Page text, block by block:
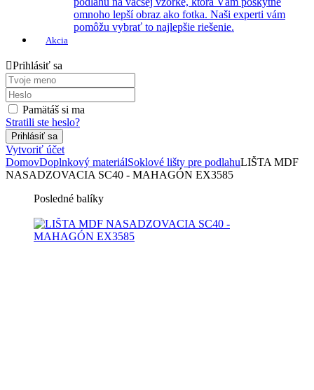
omnoho lepší obraz ako fotka. Naši experti vám
pomôžu vybrať to najlepšie riešenie.
Akcia
Prihlásiť sa
Pamätáš si ma
Stratili ste heslo?
Vytvoriť účet
DomovDoplnkový materiálSoklové lišty pre podlahuLIŠTA MDF
NASADZOVACIA SC40 - MAHAGÓN EX3585
Posledné balíky